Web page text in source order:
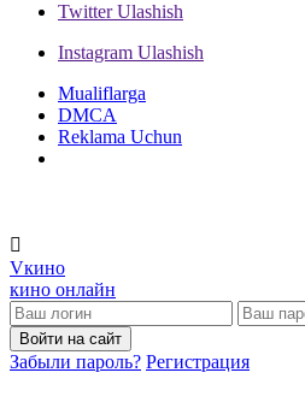
Twitter Ulashish
Instagram Ulashish
Mualiflarga
DMCA
Reklama Uchun
Vкино
кино онлайн
Войти на сайт
Забыли пароль? Регистрация